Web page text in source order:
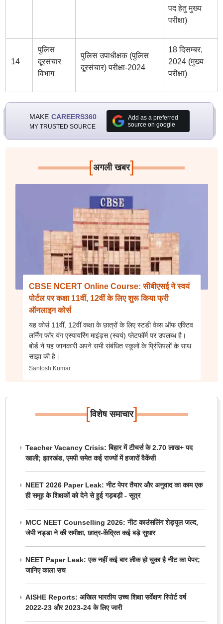
पद हेतु मुख्य
परीक्षा)
14
पुलिस
दूरसंचार
विभाग
पुलिस उपाधीक्षक (पुलिस
दूरसंचार) परीक्षा-2024
18 दिसम्बर,
2024 (मुख्य
परीक्षा)
MAKE CAREERS360
MY TRUSTED SOURCE
Add as a preferred
source on google
[अगली खबर]
CBSE NCERT Online Course: सीबीएसई ने स्वयं
पोर्टल पर कक्षा 11वीं, 12वीं के लिए शुरू किया फ्री
ऑनलाइन कोर्स
यह कोर्स 11वीं, 12वीं कक्षा के छात्रों के लिए स्टडी वेब्स ऑफ एक्टिव
लर्निंग फॉर यंग एस्पायरिंग माइंड्स (स्वयं) प्लेटफॉर्म पर उपलब्ध है।
बोर्ड ने यह जानकारी अपने सभी संबंधित स्कूलों के प्रिंसिपलों के साथ
साझा की है।
Santosh Kumar
[विशेष समाचार]
Teacher Vacancy Crisis: बिहार में टीचर्स के 2.70 लाख+ पद
खाली; झारखंड, एमपी समेत कई राज्यों में हजारों वैकेंसी
NEET 2026 Paper Leak: नीट पेपर तैयार और अनुवाद का काम एक
ही समूह के शिक्षकों को देने से हुई गड़बड़ी - सूत्र
MCC NEET Counselling 2026: नीट काउंसलिंग शेड्यूल जल्द,
जेपी नड्डा ने की समीक्षा, छात्र-केंद्रित कई बड़े सुधार
NEET Paper Leak: एक नहीं कई बार लीक हो चुका है नीट का पेपर;
जानिए काला सच
AISHE Reports: अखिल भारतीय उच्च शिक्षा सर्वेक्षण रिपोर्ट वर्ष
2022-23 और 2023-24 के लिए जारी